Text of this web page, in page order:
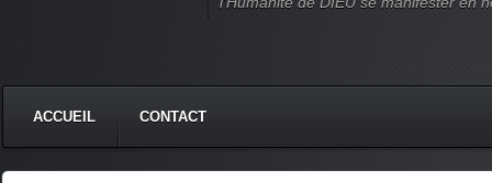
ACCUEIL CONTACT